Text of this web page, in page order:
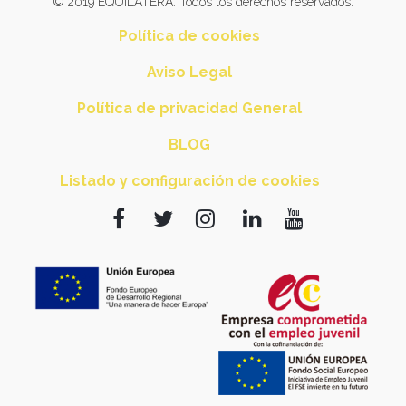
Política de cookies
Aviso Legal
Política de privacidad General
BLOG
Listado y configuración de cookies